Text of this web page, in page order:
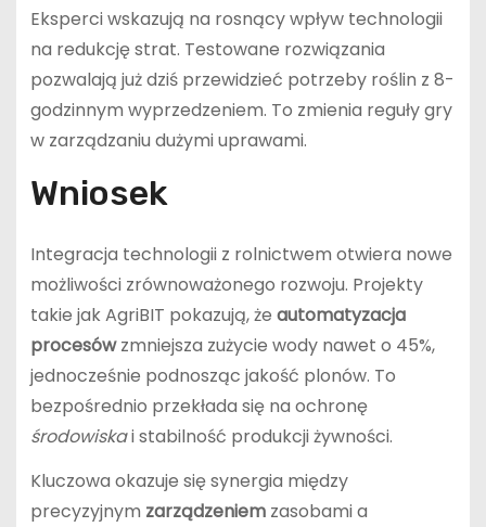
Eksperci wskazują na rosnący wpływ technologii
na redukcję strat. Testowane rozwiązania
pozwalają już dziś przewidzieć potrzeby roślin z 8-
godzinnym wyprzedzeniem. To zmienia reguły gry
w zarządzaniu dużymi uprawami.
Wniosek
Integracja technologii z rolnictwem otwiera nowe
możliwości zrównoważonego rozwoju. Projekty
takie jak AgriBIT pokazują, że automatyzacja
procesówzmniejsza zużycie wody nawet o 45%,
jednocześnie podnosząc jakość plonów. To
bezpośrednio przekłada się na ochronę
środowiskai stabilność produkcji żywności.
Kluczowa okazuje się synergia między
precyzyjnym zarządzeniemzasobami a